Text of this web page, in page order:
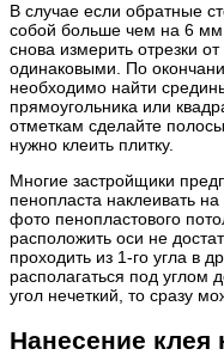
В случае если обратные
собой больше чем на 6 мм,
снова измерить отрезки
одинаковыми. По
необходимо найти
прямоугольника или
отметкам сделайте
нужно клеить плитку.
Многие застройщики
пенопласта наклеивать
фото пенопластового
расположить оси не
проходить из 1-го угла в
располагаться под углом
угол нечеткий, то сразу
Нанесение клея